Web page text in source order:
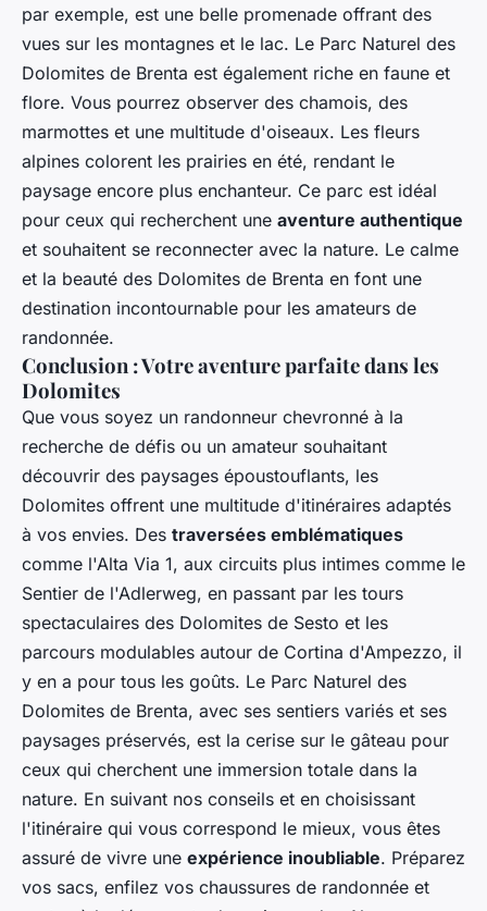
par exemple, est une belle promenade offrant des
vues sur les montagnes et le lac. Le Parc Naturel des
Dolomites de Brenta est également riche en faune et
flore. Vous pourrez observer des chamois, des
marmottes et une multitude d'oiseaux. Les fleurs
alpines colorent les prairies en été, rendant le
paysage encore plus enchanteur. Ce parc est idéal
pour ceux qui recherchent une aventure authentique
et souhaitent se reconnecter avec la nature. Le calme
et la beauté des Dolomites de Brenta en font une
destination incontournable pour les amateurs de
randonnée.
Conclusion : Votre aventure parfaite dans les
Dolomites
Que vous soyez un randonneur chevronné à la
recherche de défis ou un amateur souhaitant
découvrir des paysages époustouflants, les
Dolomites offrent une multitude d'itinéraires adaptés
à vos envies. Des traversées emblématiques
comme l'Alta Via 1, aux circuits plus intimes comme le
Sentier de l'Adlerweg, en passant par les tours
spectaculaires des Dolomites de Sesto et les
parcours modulables autour de Cortina d'Ampezzo, il
y en a pour tous les goûts. Le Parc Naturel des
Dolomites de Brenta, avec ses sentiers variés et ses
paysages préservés, est la cerise sur le gâteau pour
ceux qui cherchent une immersion totale dans la
nature. En suivant nos conseils et en choisissant
l'itinéraire qui vous correspond le mieux, vous êtes
assuré de vivre une expérience inoubliable. Préparez
vos sacs, enfilez vos chaussures de randonnée et